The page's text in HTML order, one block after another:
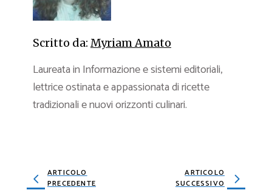
Scritto da: Myriam Amato
Laureata in Informazione e sistemi editoriali,
lettrice ostinata e appassionata di ricette
tradizionali e nuovi orizzonti culinari.
ARTICOLO
PRECEDENTE
ARTICOLO
SUCCESSIVO